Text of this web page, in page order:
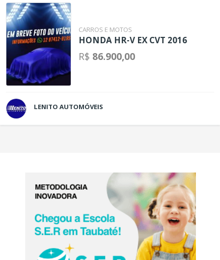
CARROS E MOTOS
HONDA HR-V EX CVT 2016
R$ 86.900,00
LENITO AUTOMÓVEIS